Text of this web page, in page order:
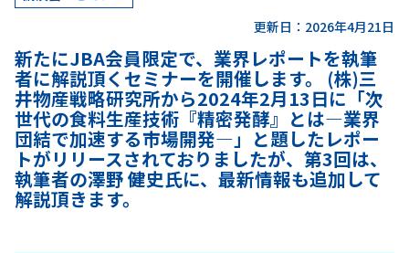
更新日：2026年4月21日
新たにJBA会員限定で、業界レポートを執筆
者に解説頂くセミナーを開催します。 (株)三
井物産戦略研究所から2024年2月13日に「次
世代の食料生産技術『精密発酵』とは―業界
団結で加速する市場開発―」と題したレポー
トがリリースされておりましたが、第3回は、
執筆者の澤野 健史氏に、最新情報も追加して
解説頂きます。